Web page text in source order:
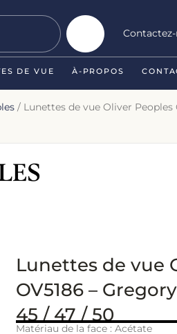
DE VUE À-PROPOS
/ Lunettes de vue Oliver Peoples
Lunettes de vue
OV5186 –
45 / 47 / 50
Matériau de la face : Acétate